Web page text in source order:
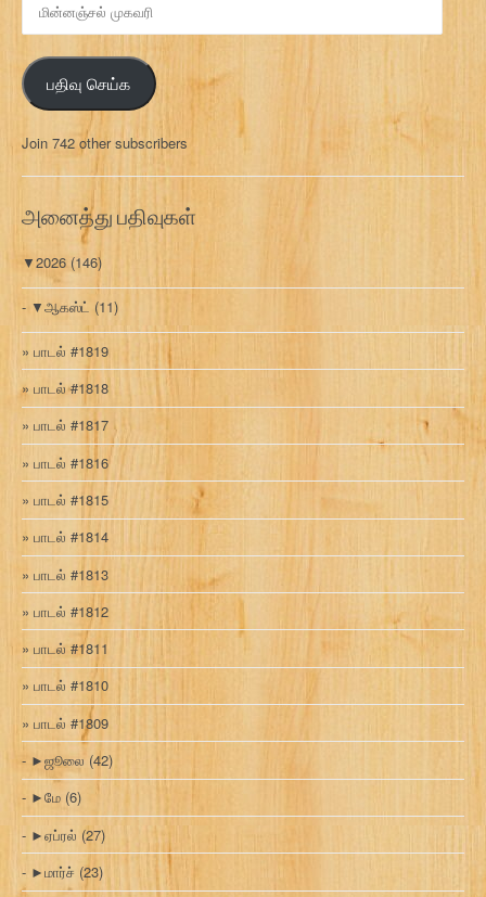
ன
ஞ்
ச
ல்
க
வ
பதிவு செய்க
Join 742 other subscribers
அனைத்து பதிவுகள்
▼2026 (146)
▼ஆகஸ்ட் (11)
பாடல் #1819
பாடல் #1818
பாடல் #1817
பாடல் #1816
பாடல் #1815
பாடல் #1814
பாடல் #1813
பாடல் #1812
பாடல் #1811
பாடல் #1810
பாடல் #1809
►ஜூலை (42)
►மே (6)
►ஏப்ரல் (27)
►மார்ச் (23)